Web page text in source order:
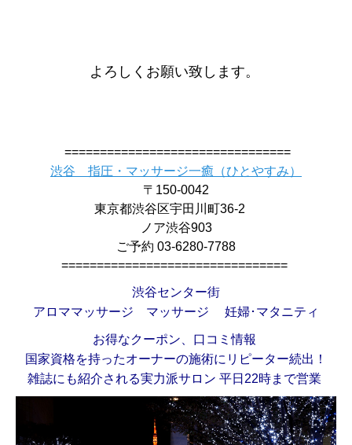
よろしくお願い致します。
================================
渋谷 指圧・マッサージ一癒（ひとやすみ）
〒150-0042
東京都渋谷区宇田川町36-2
ノア渋谷903
ご予約 03-6280-7788
================================
渋谷センター街
アロママッサージ マッサージ 妊婦･マタニティ
お得なクーポン、口コミ情報
国家資格を持ったオーナーの施術にリピーター続出！
雑誌にも紹介される実力派サロン 平日22時まで営業